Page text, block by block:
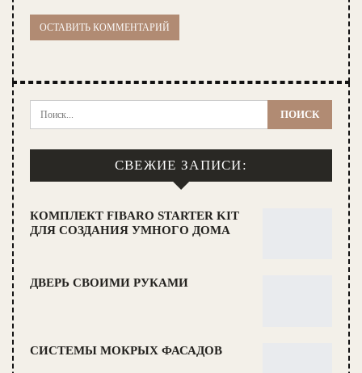
СВЕЖИЕ ЗАПИСИ:
КОМПЛЕКТ FIBARO STARTER KIT
ДЛЯ СОЗДАНИЯ УМНОГО ДОМА
ДВЕРЬ СВОИМИ РУКАМИ
СИСТЕМЫ МОКРЫХ ФАСАДОВ